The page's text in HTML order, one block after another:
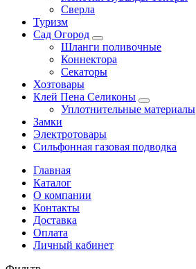
Сверла
Туризм
Сад Огород
Шланги поливочные
Коннектора
Секаторы
Хозтовары
Клей Пена Селиконы
Уплотнительные материалы
Замки
Электротовары
Сильфонная газовая подводка
Главная
Каталог
О компании
Контакты
Доставка
Оплата
Личный кабинет